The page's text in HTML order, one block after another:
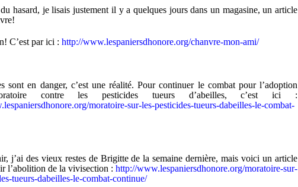
hasard, je lisais justement il y a quelques jours dans un magasine, un article
C’est par ici : http://www.lespaniersdhonore.org/chanvre-mon-ami/
sont en danger, c’est une réalité. Pour continuer le combat pour l’adoption
contre les pesticides tueurs d’abeilles, c’est ici :
moratoire-sur-les-pesticides-tueurs-dabeilles-le-combat-
j’ai des vieux restes de Brigitte de la semaine dernière, mais voici un article
l’abolition de la vivisection : http://www.lespaniersdhonore.org/moratoire-sur-
tueurs-dabeilles-le-combat-continue/